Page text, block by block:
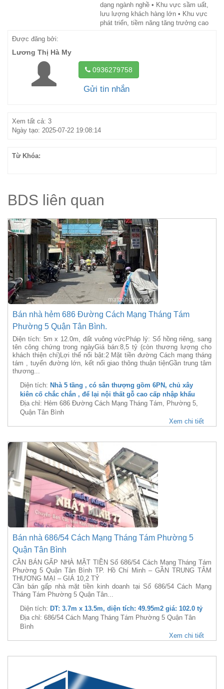
dạng ngành nghề • Khu vực sầm uất,
lưu lượng khách hàng lớn • Khu vực
phát triển, tiềm năng tăng trưởng cao
Được đăng bởi:
Lương Thị Hà My
0936279758
Gửi tin nhắn
Xem tất cả: 3
Ngày tạo: 2025-07-22 19:08:14
Từ Khóa:
BDS liên quan
Bán nhà hẻm 686 Đường Cách Mạng Tháng Tám
Phường 5 Quận Tân Bình.
Diện tích: 5m x 12.0m, đất vuông vứcPháp lý: Sổ hồng riêng, sang
tên công chứng trong ngàyGiá bán:8,5 tỷ (còn thương lượng cho
khách thiện chí)Lợi thế nổi bật:2 Mặt tiền đường Cách mạng tháng
tám , tuyến đường lớn, kết nối giao thông thuận tiệnGần trung tâm
thương...
Diện tích: Nhà 5 tầng , có sân thượng gồm 6PN, chủ xây
kiên cố chắc chắn , để lại nội thất gỗ cao cấp nhập khẩu
Địa chỉ: Hẻm 686 Đường Cách Mạng Tháng Tám, Phường 5,
Quận Tân Bình
Xem chi tiết
Bán nhà 686/54 Cách Mạng Tháng Tám Phường 5
Quận Tân Bình
CẦN BÁN GẤP NHÀ MẶT TIỀN Số 686/54 Cách Mạng Tháng Tám
Phường 5 Quận Tân Bình TP. Hồ Chí Minh – GẦN TRUNG TÂM
THƯƠNG MẠI – GIÁ 10,2 TỶ
Cần bán gấp nhà mặt tiền kinh doanh tại Số 686/54 Cách Mạng
Tháng Tám Phường 5 Quận Tân...
Diện tích: DT: 3.7m x 13.5m, diện tích: 49.95m2 giá: 102.0 tỷ
Địa chỉ: 686/54 Cách Mạng Tháng Tám Phường 5 Quận Tân
Bình
Xem chi tiết